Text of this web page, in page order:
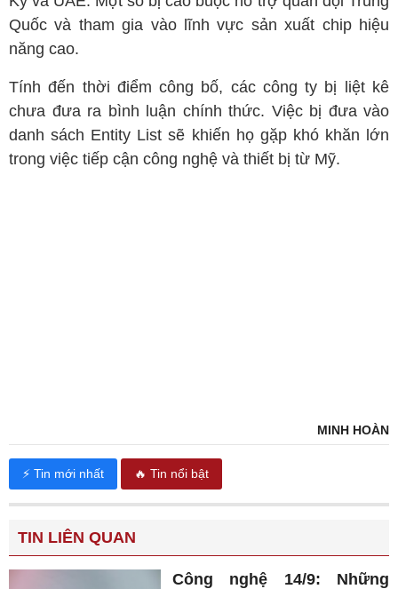
Quốc và tham gia vào lĩnh vực sản xuất chip hiệu
năng cao.
Tính đến thời điểm công bố, các công ty bị liệt kê
chưa đưa ra bình luận chính thức. Việc bị đưa vào
danh sách Entity List sẽ khiến họ gặp khó khăn lớn
trong việc tiếp cận công nghệ và thiết bị từ Mỹ.
MINH HOÀN
⚡ Tin mới nhất 🔥 Tin nổi bật
TIN LIÊN QUAN
Công nghệ 14/9: Những